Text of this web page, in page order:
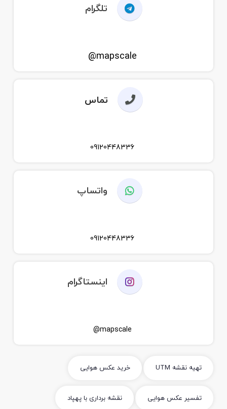
تلگرام
mapscale@
تماس
09120448336
واتساپ
09120448336
اینستاگرام
mapscale@
تهیه نقشه UTM خرید عکس هوایی
تفسیر عکس هوایی نقشه برداری با پهپاد